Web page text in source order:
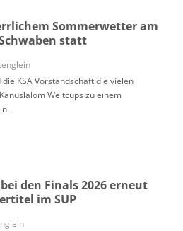
Sommerwetter am
statt
KSA Vorstandschaft die vielen
Weltcups zu einem
den Finals 2026 erneut
im SUP